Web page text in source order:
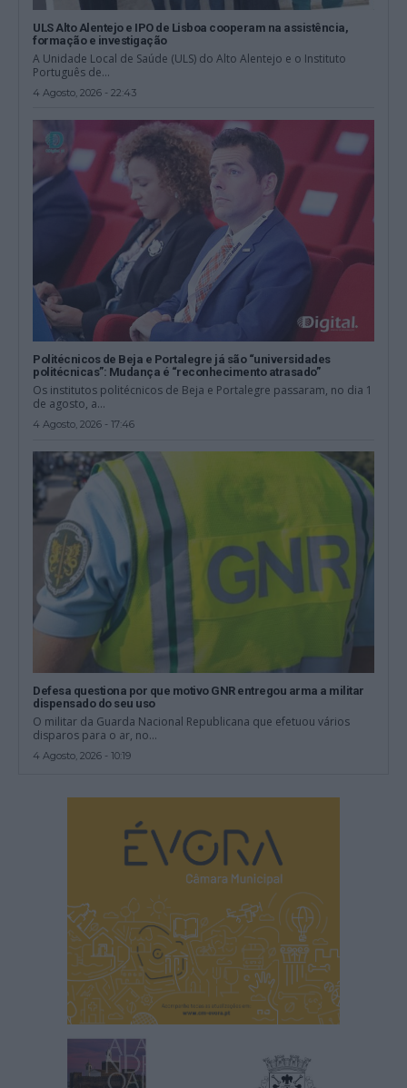
ULS Alto Alentejo e IPO de Lisboa cooperam na assistência,
formação e investigação
A Unidade Local de Saúde (ULS) do Alto Alentejo e o Instituto
Português de...
4 Agosto, 2026 - 22:43
Politécnicos de Beja e Portalegre já são “universidades
politécnicas”: Mudança é “reconhecimento atrasado”
Os institutos politécnicos de Beja e Portalegre passaram, no dia 1
de agosto, a...
4 Agosto, 2026 - 17:46
Defesa questiona por que motivo GNR entregou arma a militar
dispensado do seu uso
O militar da Guarda Nacional Republicana que efetuou vários
disparos para o ar, no...
4 Agosto, 2026 - 10:19